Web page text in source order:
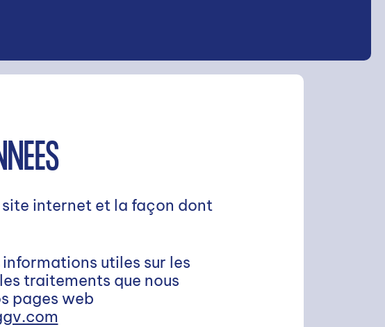
site internet et la façon dont
utiles sur les
traitements que nous
pages web